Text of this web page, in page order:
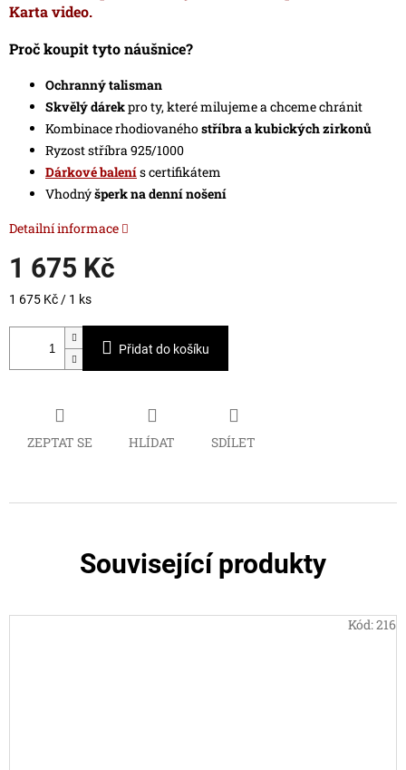
Karta video.
Proč koupit tyto náušnice?
Ochranný talisman
Skvělý dárekpro ty, které milujeme a chceme chránit
Kombinace rhodiovanéhostříbra a kubických zirkonů
Ryzost stříbra 925/1000
Dárkové balenís certifikátem
Vhodnýšperk na denní nošení
Detailní informace
1 675 Kč
Měrná
1 675 Kč / 1 ks
Přidat do košíku
ZEPTAT SE HLÍDAT SDÍLET
Související produkty
Kód:216